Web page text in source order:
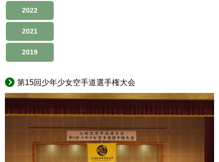
2022
2021
2019
第15回少年少女空手道選手権大会